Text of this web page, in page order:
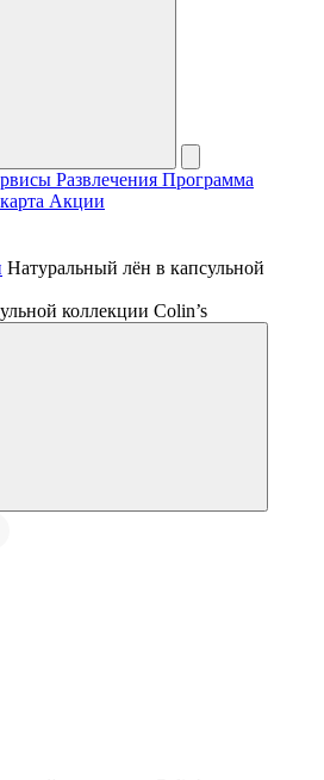
Развлечения Программа
Акции
Натуральный лён в капсульной
коллекции Colin’s